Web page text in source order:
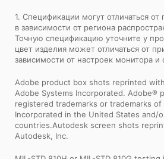
1. Спецификации могут отличаться от
в зависимости от региона
Точную спецификацию уточните у
цвет изделия может отличаться от
зависимости от настроек монитора и
Adobe product box shots reprinted
Adobe Systems Incorporated. Adobe®
registered trademarks or trademarks of
Incorporated in the United States and/
countries.Autodesk screen shots
Autodesk, Inc.